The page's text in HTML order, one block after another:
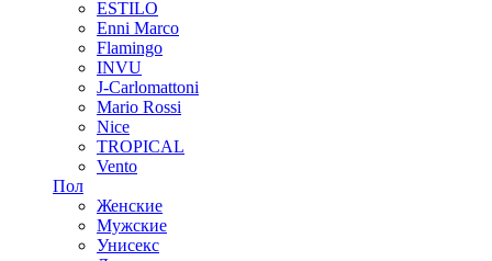
ESTILO
Enni Marco
Flamingo
INVU
J-Carlomattoni
Mario Rossi
Nice
TROPICAL
Vento
Пол
Женские
Мужские
Унисекс